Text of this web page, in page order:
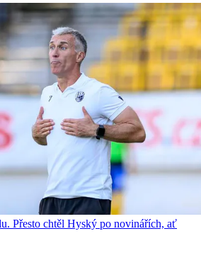
Přesto chtěl Hyský po novinářích, ať